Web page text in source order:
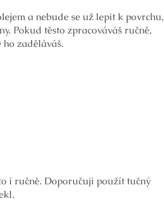
a nebude se už lepit k povrchu,
Pokud těsto zpracováváš ručně,
zaděláváš.
i ručně. Doporučuji použít tučný